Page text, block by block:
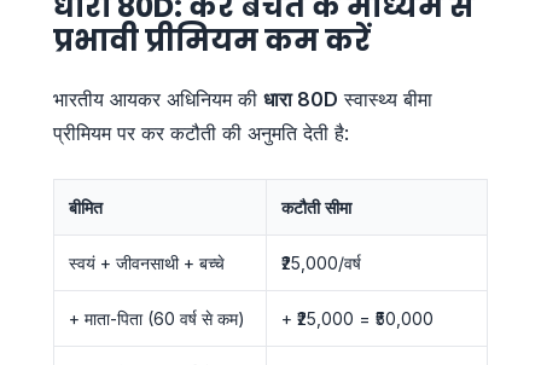
प्रभावी प्रीमियम कम करें
भारतीय आयकर अधिनियम की धारा 80D स्वास्थ्य बीमा
प्रीमियम पर कर कटौती की अनुमति देती है:
बीमित कटौती सीमा
स्वयं + जीवनसाथी + बच्चे ₹25,000/वर्ष
+ माता-पिता (60 वर्ष से कम) + ₹25,000 = ₹50,000